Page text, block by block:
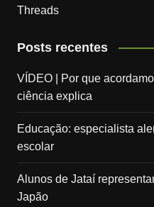
Threads
Posts recentes
VÍDEO | Por que
ciência explica
Educação: especialista
escolar
Alunos de Jataí
Japão